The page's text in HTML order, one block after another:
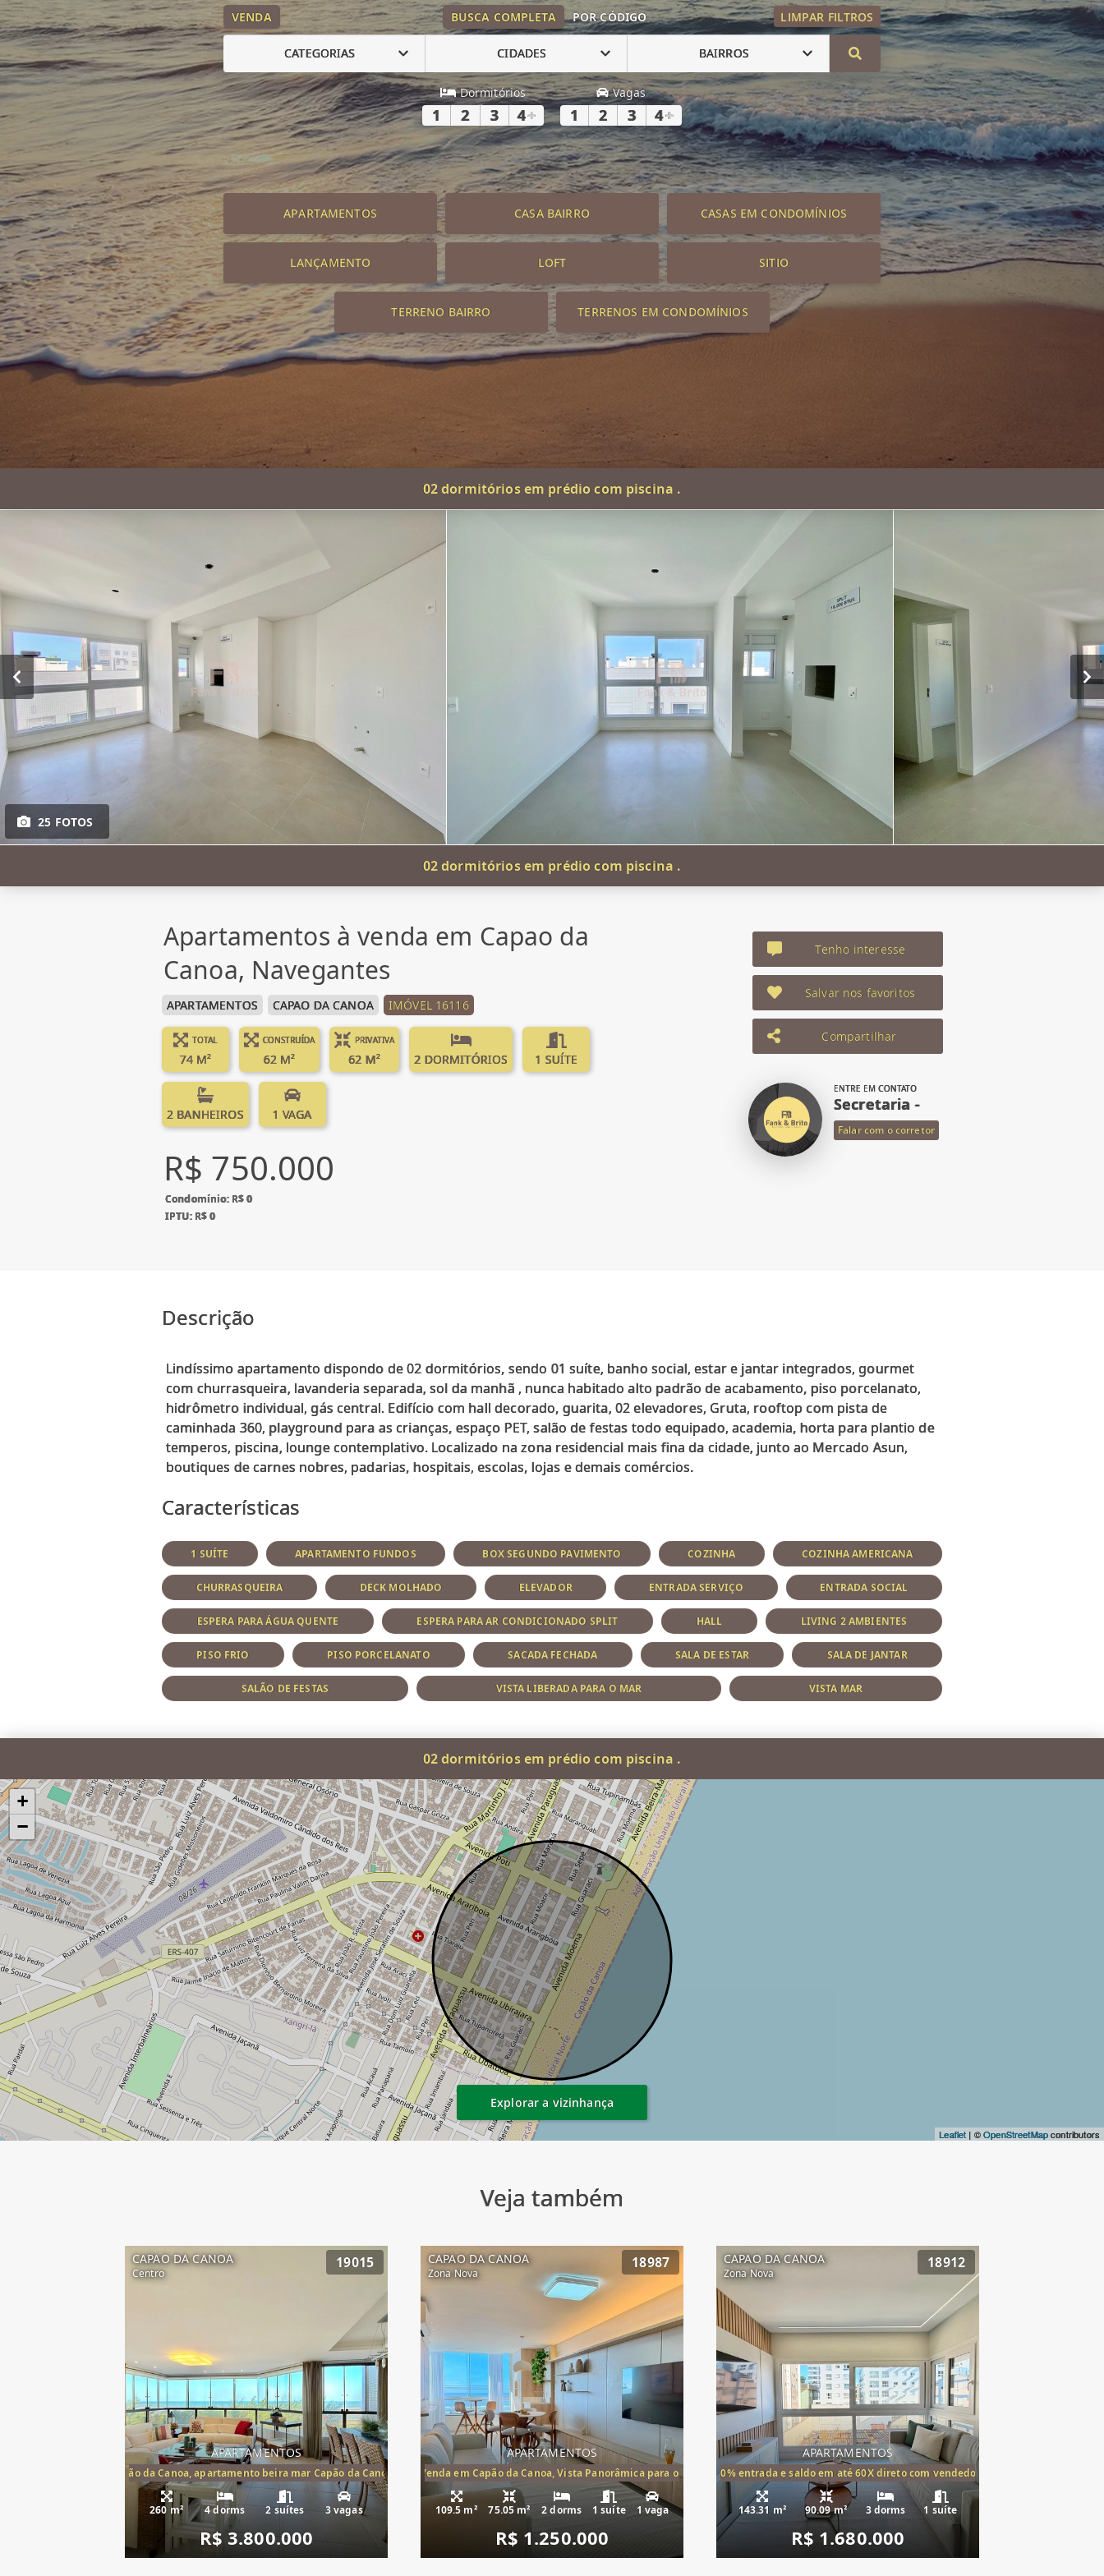
VENDA BUSCA COMPLETA POR CÓDIGO LIMPAR FILTROS
CATEGORIAS CIDADES BAIRROS
Dormitórios
1 2 3 4+
Vagas
1 2 3 4+
APARTAMENTOS CASA BAIRRO CASAS EM CONDOMÍNIOS
LANÇAMENTO LOFT SITIO
TERRENO BAIRRO TERRENOS EM CONDOMÍNIOS
02 dormitórios em prédio com piscina .
25 FOTOS
02 dormitórios em prédio com piscina .
Apartamentos à venda em Capao da
Canoa, Navegantes
APARTAMENTOS CAPAO DA CANOA IMÓVEL 16116
TOTAL
74 M²
CONSTRUÍDA
62 M²
PRIVATIVA
62 M² 2 DORMITÓRIOS 1 SUÍTE
2 BANHEIROS 1 VAGA
R$ 750.000
Condomínio: R$ 0
IPTU: R$ 0
Tenho interesse
Salvar nos favoritos
Compartilhar
ENTRE EM CONTATO
Secretaria -
Falar com o corretor
Descrição
Lindíssimo apartamento dispondo de 02 dormitórios, sendo 01 suíte, banho social, estar e jantar integrados, gourmet
com churrasqueira, lavanderia separada, sol da manhã , nunca habitado alto padrão de acabamento, piso porcelanato,
hidrômetro individual, gás central. Edifício com hall decorado, guarita, 02 elevadores, Gruta, rooftop com pista de
caminhada 360, playground para as crianças, espaço PET, salão de festas todo equipado, academia, horta para plantio de
temperos, piscina, lounge contemplativo. Localizado na zona residencial mais fina da cidade, junto ao Mercado Asun,
Características
1 SUÍTE APARTAMENTO FUNDOS BOX SEGUNDO PAVIMENTO COZINHA COZINHA AMERICANA
CHURRASQUEIRA DECK MOLHADO ELEVADOR ENTRADA SERVIÇO ENTRADA SOCIAL
ESPERA PARA ÁGUA QUENTE ESPERA PARA AR CONDICIONADO SPLIT HALL LIVING 2 AMBIENTES
PISO FRIO PISO PORCELANATO SACADA FECHADA SALA DE ESTAR SALA DE JANTAR
SALÃO DE FESTAS VISTA LIBERADA PARA O MAR VISTA MAR
02 dormitórios em prédio com piscina .
+
−
Leaflet | ©OpenStreetMapcontributors
Explorar a vizinhança
Veja também
CAPAO DA CANOA
Centro
19015
APARTAMENTOS
frente mar Capão da Canoa, apartamento beira mar Capão da Canoa, apartamento à venda Cap
260 m² 4 dorms 2 suítes 3 vagas
R$ 3.800.000
CAPAO DA CANOA
Zona Nova
18987
APARTAMENTOS
Apartamento Beira-Mar à Venda em Capão da Canoa, Vista Panorâmica para o Mar, 2 Dormitórios,(1suíte)
109.5 m² 75.05 m² 2 dorms 1 suíte 1 vaga
R$ 1.250.000
CAPAO DA CANOA
Zona Nova
18912
APARTAMENTOS
20% entrada e saldo em até 60X direto com vendedor
143.31 m² 90.09 m² 3 dorms 1 suíte
R$ 1.680.000